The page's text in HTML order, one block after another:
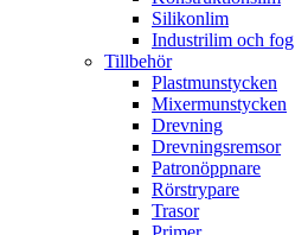
Silikonlim
Industrilim och fog
Tillbehör
Plastmunstycken
Mixermunstycken
Drevning
Drevningsremsor
Patronöppnare
Rörstrypare
Trasor